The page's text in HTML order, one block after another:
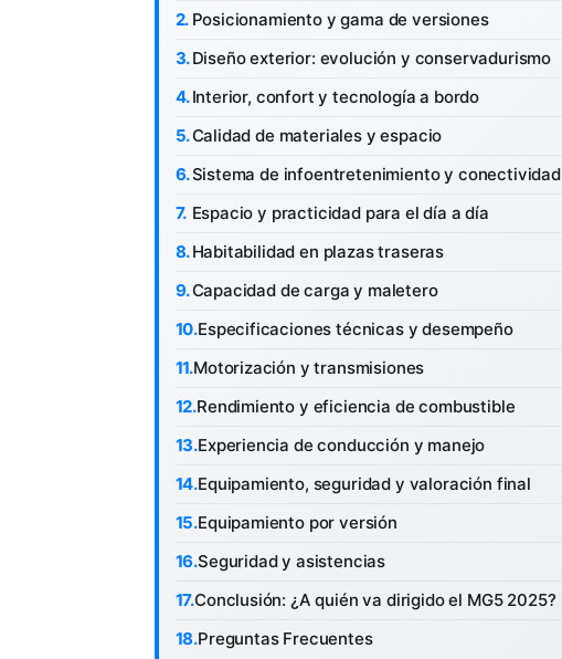
Posicionamiento y gama de versiones
Diseño exterior: evolución y conservadurismo
Interior, confort y tecnología a bordo
Calidad de materiales y espacio
Sistema de infoentretenimiento y conectividad
Espacio y practicidad para el día a día
Habitabilidad en plazas traseras
Capacidad de carga y maletero
Especificaciones técnicas y desempeño
Motorización y transmisiones
Rendimiento y eficiencia de combustible
Experiencia de conducción y manejo
Equipamiento, seguridad y valoración final
Equipamiento por versión
Seguridad y asistencias
Conclusión: ¿A quién va dirigido el MG5 2025?
Preguntas Frecuentes